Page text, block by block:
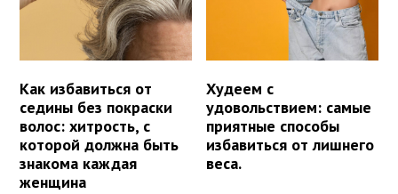
Как избавиться от
седины без покраски
волос: хитрость, с
которой должна быть
знакома каждая
женщина
Худеем с
удовольствием: самые
приятные способы
избавиться от лишнего
веса.